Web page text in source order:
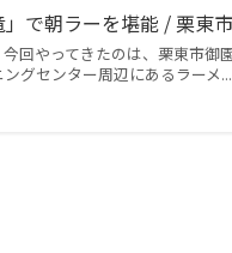
で朝ラーを堪能 / 栗東
回やってきたのは、栗東市御
グセンター周辺にあるラーメ...